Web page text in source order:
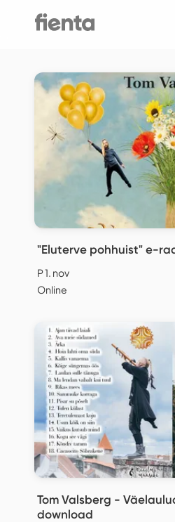
"Eluterve pohhuist" e-
P 1. nov
Online
Tom Valsberg -
download